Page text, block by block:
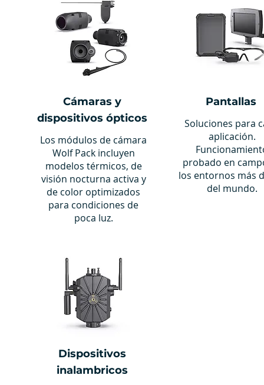
Cámaras y
dispositivos ópticos
Los módulos de cámara
Wolf Pack incluyen
modelos térmicos, de
visión nocturna activa y
de color optimizados
para condiciones de
poca luz.
Dispositivos
inalambricos
Pantallas
Soluciones para
aplicación.
probado en
los entornos más
del mundo.